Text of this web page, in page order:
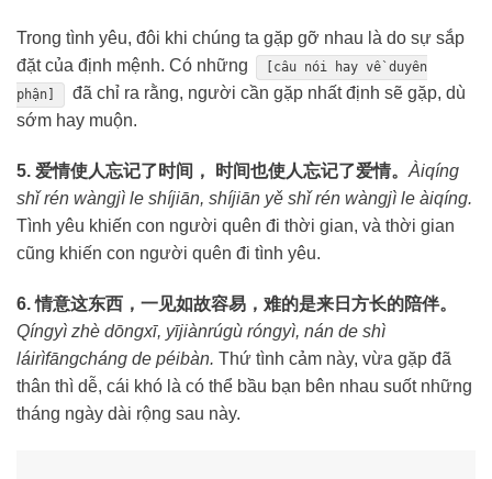
Trong tình yêu, đôi khi chúng ta gặp gỡ nhau là do sự sắp
đặt của định mệnh. Có những
[câu nói hay về duyên
phận]
đã chỉ ra rằng, người cần gặp nhất định sẽ gặp, dù
sớm hay muộn.
5. 爱情使人忘记了时间， 时间也使人忘记了爱情。 Àiqíng
shǐ rén wàngjì le shíjiān, shíjiān yě shǐ rén wàngjì le àiqíng.
Tình yêu khiến con người quên đi thời gian, và thời gian
cũng khiến con người quên đi tình yêu.
6. 情意这东西，一见如故容易，难的是来日方长的陪伴。
Qíngyì zhè dōngxī, yījiànrúgù róngyì, nán de shì
láirìfāngcháng de péibàn. Thứ tình cảm này, vừa gặp đã
thân thì dễ, cái khó là có thể bầu bạn bên nhau suốt những
tháng ngày dài rộng sau này.